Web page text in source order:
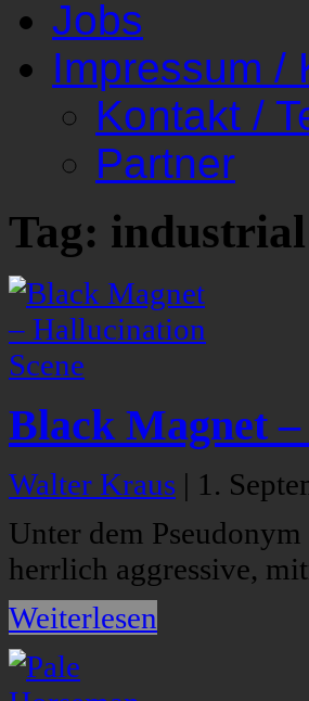
Jobs
Impressum /
Kontakt /
Partner
Tag:
Black Magnet
Walter Kraus | 1.
Unter dem
herrlich aggressive,
Weiterlesen